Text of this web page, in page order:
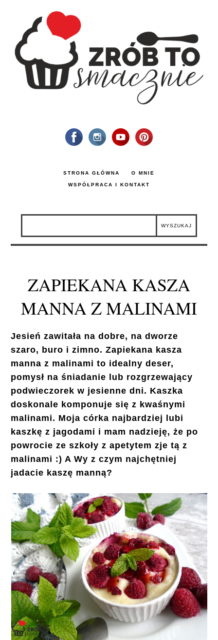
STRONA GŁÓWNA O MNIE
WSPÓŁPRACA I KONTAKT
ZAPIEKANA KASZA
MANNA Z MALINAMI
Jesień zawitała na dobre, na dworze
szaro, buro i zimno. Zapiekana kasza
manna z malinami to idealny deser,
pomysł na śniadanie lub rozgrzewający
podwieczorek w jesienne dni. Kaszka
doskonale komponuje się z kwaśnymi
malinami. Moja córka najbardziej lubi
kaszkę z jagodami i mam nadzieję, że po
powrocie ze szkoły z apetytem zje tą z
malinami :) A Wy z czym najchętniej
jadacie kaszę manną?